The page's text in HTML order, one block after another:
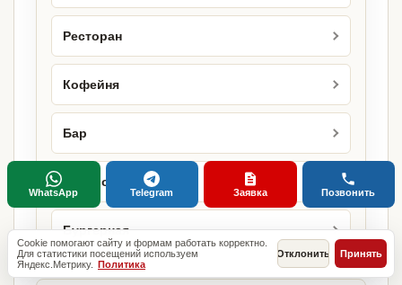
Ресторан
Кофейня
Бар
Бистро
Бургерная
Cookie помогают сайту и формам работать корректно.
Для статистики посещений используем
Яндекс.Метрику. Политика
Отклонить Принять
WhatsApp Telegram Заявка Позвонить